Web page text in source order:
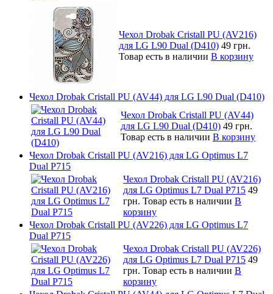
Чехол Drobak Cristall PU (AV216)
для LG L90 Dual (D410) 49 грн.
Товар есть в наличии В корзину
Чехол Drobak Cristall PU (AV44) для LG L90 Dual (D410)
Чехол Drobak Cristall PU (AV44)
для LG L90 Dual (D410) 49 грн.
Товар есть в наличии В корзину
Чехол Drobak Cristall PU (AV216) для LG Optimus L7
Dual P715
Чехол Drobak Cristall PU (AV216)
для LG Optimus L7 Dual P715 49
грн. Товар есть в наличии В
корзину
Чехол Drobak Cristall PU (AV226) для LG Optimus L7
Dual P715
Чехол Drobak Cristall PU (AV226)
для LG Optimus L7 Dual P715 49
грн. Товар есть в наличии В
корзину